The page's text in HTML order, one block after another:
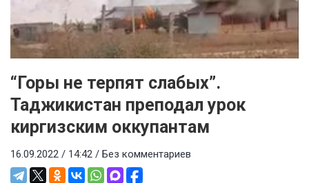
“Горы не терпят слабых”.
Таджикистан преподал урок
киргизским оккупантам
16.09.2022 / 14:42 / Без комментариев